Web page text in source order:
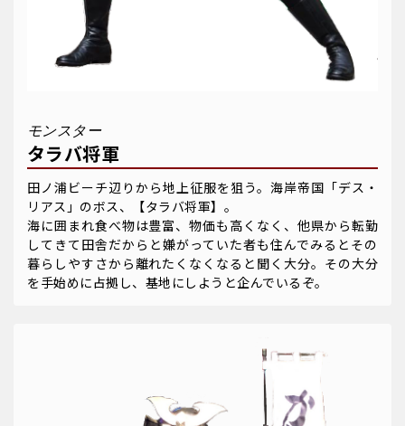
モンスター
タラバ将軍
田ノ浦ビーチ辺りから地上征服を狙う。海岸帝国「デス・
リアス」のボス、【タラバ将軍】。
海に囲まれ食べ物は豊富、物価も高くなく、他県から転勤
してきて田舎だからと嫌がっていた者も住んでみるとその
暮らしやすさから離れたくなくなると聞く大分。その大分
を手始めに占拠し、基地にしようと企んでいるぞ。